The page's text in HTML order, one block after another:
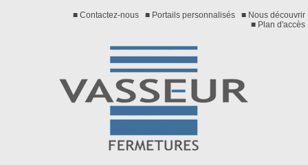
■ Nous découvrir
■ Portails personnalisés
■ Contactez-nous
■ Plan d'accès